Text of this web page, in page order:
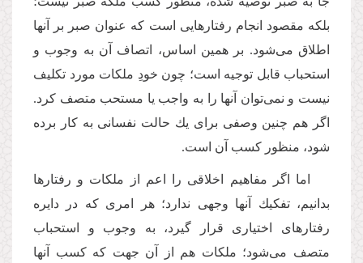
بلكه مقصود انجام رفتارهایی است که عنوان صبر بر آنها
اطلاق می‌شود. بر همین اساس، اتصاف آن به وجوب و
استحباب قابل توجیه است؛ چون خودِ ملکات مورد تكلیف
نیست و نمی‌توان آنها را به واجب یا مستحب متصف كرد.
اگر هم چنین وصفی برای یك حالت نفسانی به كار برده
شود، منظور كسب آن است.
اما اگر مفاهیم اخلاقی را اعم از ملکات و رفتارها
بدانیم، تفكیك آنها وجهی ندارد؛ هر امری که در دایره
رفتار‌های اختیاری قرار گیرد، به وجوب و استحباب
متصف می‌شود؛ ملکات هم از آن جهت كه کسب آنها